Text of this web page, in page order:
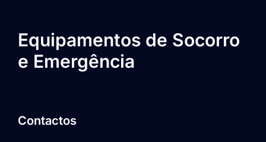
Equipamentos de Socorro
e Emergência
Contactos